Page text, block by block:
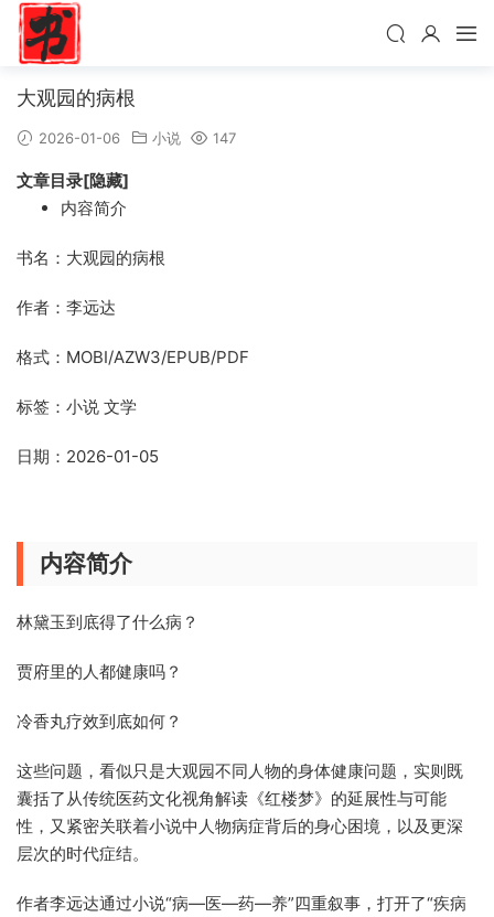
大观园的病根
2026-01-06 小说 147
文章目录[隐藏]
内容简介
书名：大观园的病根
作者：李远达
格式：MOBI/AZW3/EPUB/PDF
标签：小说 文学
日期：2026-01-05
内容简介
林黛玉到底得了什么病？
贾府里的人都健康吗？
冷香丸疗效到底如何？
这些问题，看似只是大观园不同人物的身体健康问题，实则既
囊括了从传统医药文化视角解读《红楼梦》的延展性与可能
性，又紧密关联着小说中人物病症背后的身心困境，以及更深
层次的时代症结。
作者李远达通过小说“病—医—药—养”四重叙事，打开了“疾病